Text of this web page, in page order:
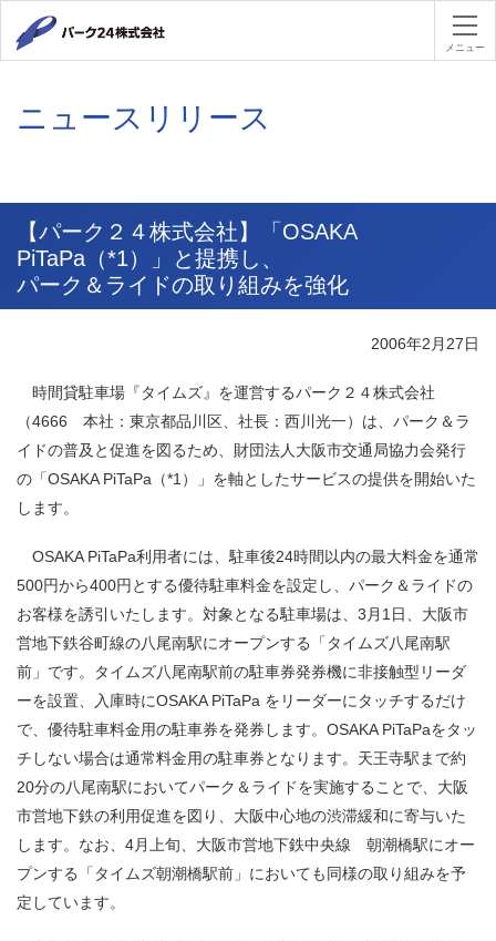
パーク２
メニュー
ニュースリリース
【パーク２４株式会社】「OSAKA
PiTaPa（*1）」と提携し、
パーク＆ライドの取り組みを強化
2006年2月27日
時間貸駐車場『タイムズ』を運営するパーク２４株式会社
（4666 本社：東京都品川区、社長：西川光一）は、パーク＆ラ
イドの普及と促進を図るため、財団法人大阪市交通局協力会発行
の「OSAKA PiTaPa（*1）」を軸としたサービスの提供を開始いた
します。
OSAKA PiTaPa利用者には、駐車後24時間以内の最大料金を通常
500円から400円とする優待駐車料金を設定し、パーク＆ライドの
お客様を誘引いたします。対象となる駐車場は、3月1日、大阪市
営地下鉄谷町線の八尾南駅にオープンする「タイムズ八尾南駅
前」です。タイムズ八尾南駅前の駐車券発券機に非接触型リーダ
ーを設置、入庫時にOSAKA PiTaPa をリーダーにタッチするだけ
で、優待駐車料金用の駐車券を発券します。OSAKA PiTaPaをタッ
チしない場合は通常料金用の駐車券となります。天王寺駅まで約
20分の八尾南駅においてパーク＆ライドを実施することで、大阪
市営地下鉄の利用促進を図り、大阪中心地の渋滞緩和に寄与いた
します。なお、4月上旬、大阪市営地下鉄中央線 朝潮橋駅にオー
プンする「タイムズ朝潮橋駅前」においても同様の取り組みを予
定しています。